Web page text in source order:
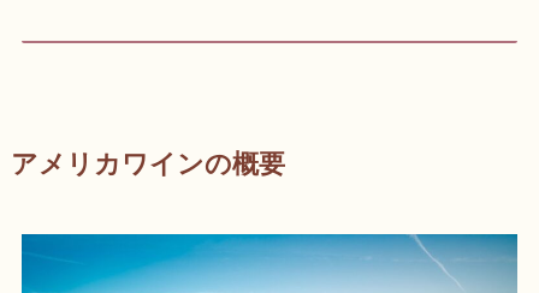
アメリカワインの概要